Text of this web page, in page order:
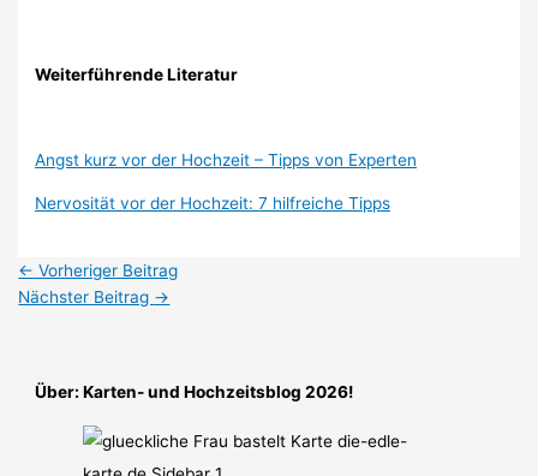
Weiterführende Literatur
Angst kurz vor der Hochzeit – Tipps von Experten
Nervosität vor der Hochzeit: 7 hilfreiche Tipps
← Vorheriger Beitrag
Nächster Beitrag →
Über: Karten- und Hochzeitsblog 2026!